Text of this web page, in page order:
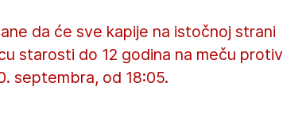
da će sve kapije na istočnoj strani
starosti do 12 godina na meču protiv
septembra, od 18:05.